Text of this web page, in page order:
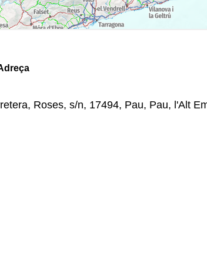
Roses, s/n, 17494, Pau, Pau, l'Alt